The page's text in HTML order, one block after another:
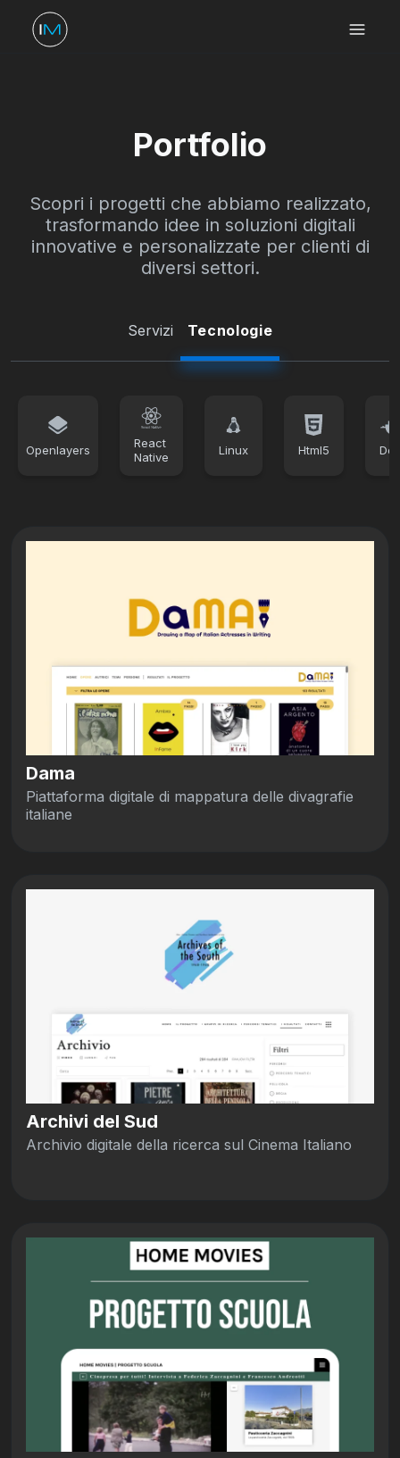
Portfolio
Scopri i progetti che abbiamo realizzato,
trasformando idee in soluzioni digitali
innovative e personalizzate per clienti di
diversi settori.
Servizi Tecnologie
Openlayers
React
Native
Linux Html5
Dama
Piattaforma digitale di mappatura delle divagrafie
italiane
Archivi del Sud
Archivio digitale della ricerca sul Cinema Italiano